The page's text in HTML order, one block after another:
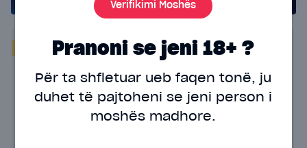
Verifikimi Moshës
Pranoni se jeni 18+ ?
Për ta shfletuar ueb faqen tonë, ju
duhet të pajtoheni se jeni person i
moshës madhore.
2%nic